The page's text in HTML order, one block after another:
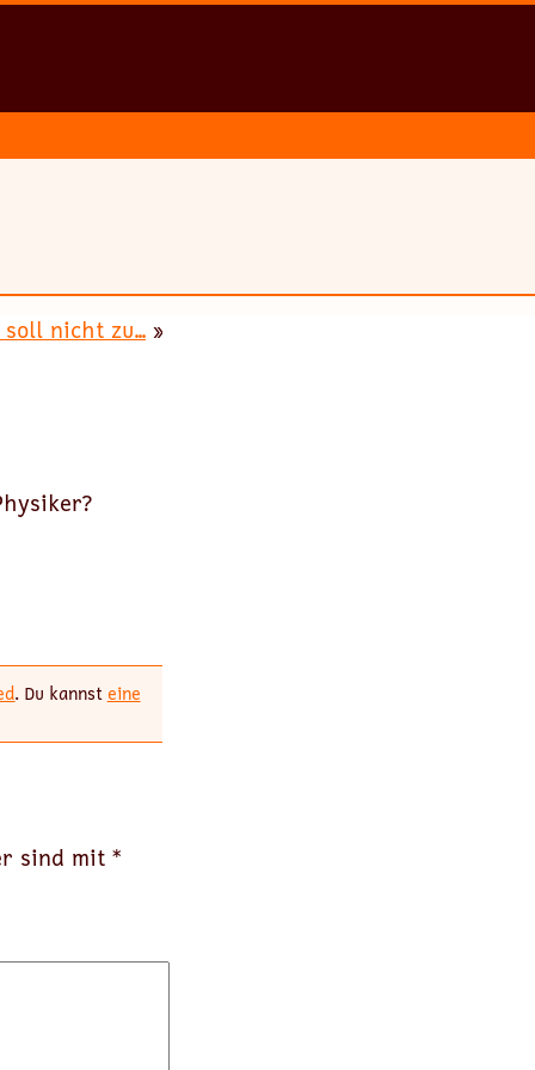
nicht zu... »
. Du kannsteine
sind mit *